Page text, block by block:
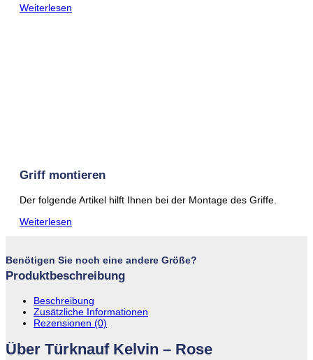
Weiterlesen
Griff montieren
Der folgende Artikel hilft Ihnen bei der Montage des Griffe.
Weiterlesen
Benötigen Sie noch eine andere Größe?
Produktbeschreibung
Beschreibung
Zusätzliche Informationen
Rezensionen (0)
Über Türknauf Kelvin – Rose